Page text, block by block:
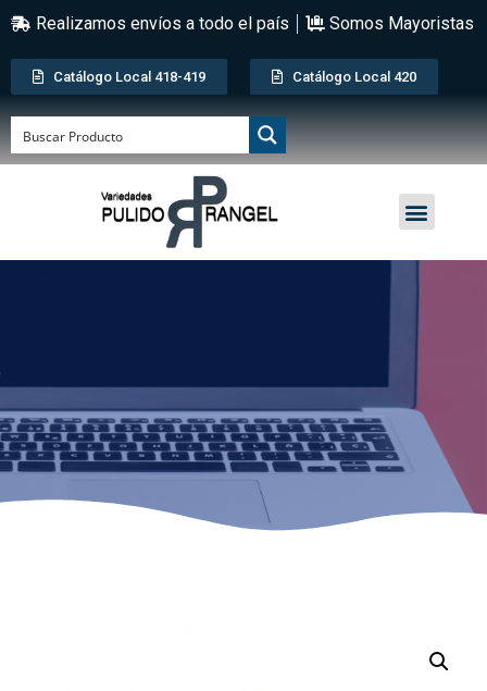
Realizamos envíos a todo el país Somos Mayoristas
Catálogo Local 418-419 Catálogo Local 420